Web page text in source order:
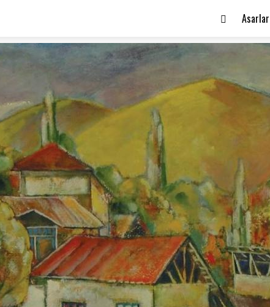
Asarlar